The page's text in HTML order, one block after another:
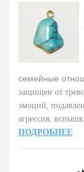
семейные
защищен от
эмоций,
агрессия,
ПОДРОБНЕЕ